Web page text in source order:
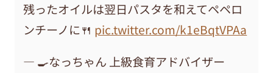
残ったオイルは翌日パスタを和えてペペロ
ンチーノに🍴 pic.twitter.com/k1eBqtVPAa
— 🍳なっちゃん 上級食育アドバイザー